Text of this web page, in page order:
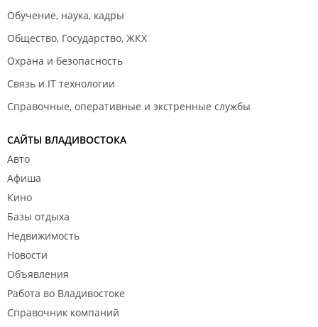
Обучение, наука, кадры
Общество, Государство, ЖКХ
Охрана и безопасность
Связь и IT технологии
Справочные, оперативные и экстренные службы
САЙТЫ ВЛАДИВОСТОКА
Авто
Афиша
Кино
Базы отдыха
Недвижимость
Новости
Объявления
Работа во Владивостоке
Справочник компаний